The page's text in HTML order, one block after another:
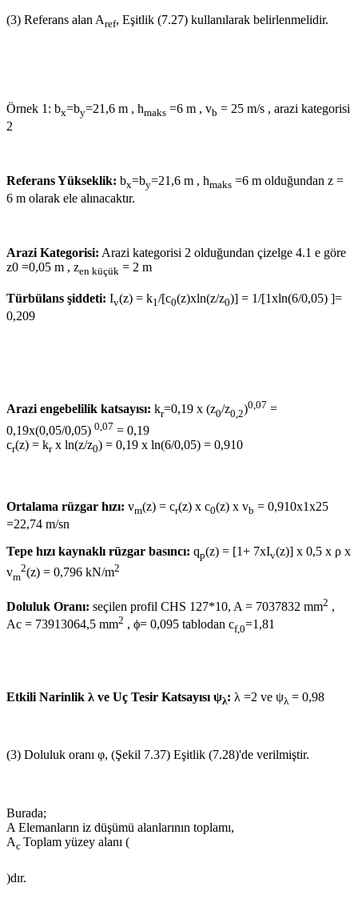
(3) Referans alan Aref, Eşitlik (7.27) kullanılarak belirlenmelidir.
Örnek 1: bx=by=21,6 m , hmaks =6 m , vb = 25 m/s , arazi kategorisi
2
Referans Yükseklik: bx=by=21,6 m , hmaks =6 m olduğundan z =
6 m olarak ele alınacaktır.
Arazi Kategorisi: Arazi kategorisi 2 olduğundan çizelge 4.1 e göre
z0 =0,05 m , zen küçük = 2 m
Türbülans şiddeti: Iv(z) = k1 /[c0(z)xln(z/z0)] = 1/[1xln(6/0,05) ]=
0,209
Arazi engebelilik katsayısı: kr=0,19 x (z0/z0,2)0,07 =
0,19x(0,05/0,05) 0,07 = 0,19
cr(z) = krx ln(z/z0) = 0,19 x ln(6/0,05) = 0,910
Ortalama rüzgar hızı: vm(z) = cr(z) x c0(z) x vb = 0,910x1x25
=22,74 m/sn
Tepe hızı kaynaklı rüzgar basıncı: qp(z) = [1+ 7xIv(z)] x 0,5 x ρ x
vm
2(z) = 0,796 kN/m2
Doluluk Oranı: seçilen profil CHS 127*10, A = 7037832 mm2 ,
Ac = 73913064,5 mm2 , ϕ= 0,095 tablodan cf,0=1,81
Etkili Narinlik λ ve Uç Tesir Katsayısı ψλ: λ =2 ve ψλ = 0,98
(3) Doluluk oranı φ, (Şekil 7.37) Eşitlik (7.28)'de verilmiştir.
Burada;
A Elemanların iz düşümü alanlarının toplamı,
Ac Toplam yüzey alanı (
)dır.